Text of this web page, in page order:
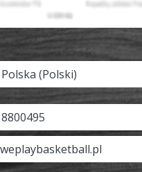
(Polski)